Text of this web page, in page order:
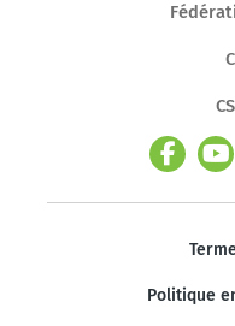
Politique